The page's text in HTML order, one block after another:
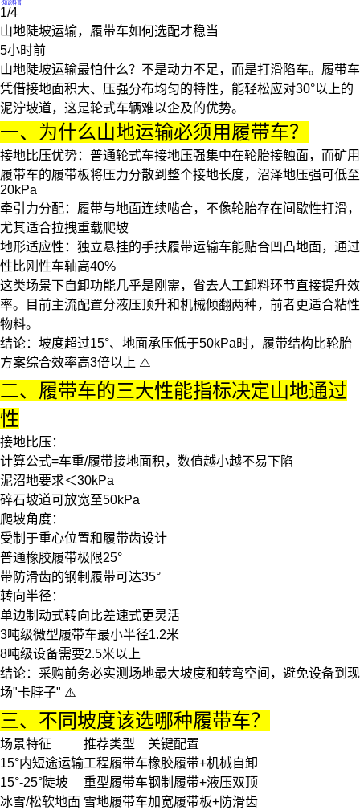
·知识科普
1/4
山地陡坡运输，履带车如何选配才稳当
5小时前
山地陡坡运输最怕什么？不是动力不足，而是打滑陷车。履带车
凭借接地面积大、压强分布均匀的特性，能轻松应对30°以上的
泥泞坡道，这是轮式车辆难以企及的优势。
一、为什么山地运输必须用履带车？
接地比压优势：普通轮式车接地压强集中在轮胎接触面，而矿用
履带车的履带板将压力分散到整个接地长度，沼泽地压强可低至
20kPa
牵引力分配：履带与地面连续啮合，不像轮胎存在间歇性打滑，
尤其适合拉拽重载爬坡
地形适应性 ：独立悬挂的手扶履带运输车能贴合凹凸地面，通过
性比刚性车轴高40%
这类场景下自卸功能几乎是刚需，省去人工卸料环节直接提升效
率。目前主流配置分液压顶升和机械倾翻两种，前者更适合粘性
物料。
结论：坡度超过15°、地面承压低于50kPa时，履带结构比轮胎
方案综合效率高3倍以上 ⚠️
二、履带车的三大性能指标决定山地通过
性
接地比压 ：
计算公式=车重/履带接地面积，数值越小越不易下陷
泥沼地要求＜30kPa
碎石坡道可放宽至50kPa
爬坡角度：
受制于重心位置和履带齿设计
普通橡胶履带极限25°
带防滑齿的钢制履带可达35°
转向半径：
单边制动式转向比差速式更灵活
3吨级微型履带车最小半径1.2米
8吨级设备需要2.5米以上
结论：采购前务必实测场地最大坡度和转弯空间，避免设备到现
场"卡脖子" ⚠️
三、不同坡度该选哪种履带车？
场景特征 推荐类型
关键配置
15°内短途运输工程履带车橡胶履带+机械自卸
15°-25°陡坡
重型履带车钢制履带+液压双顶
冰雪/松软地面 雪地履带车加宽履带板+防滑齿